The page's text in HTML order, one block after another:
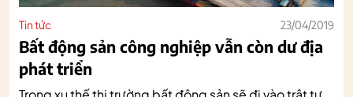
Tin tức 23/04/2019
Bất động sản công nghiệp vẫn còn dư địa
phát triển